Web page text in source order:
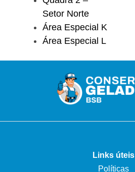
Setor Norte
Área Especial K
Área Especial L
Links úteis
Políticas